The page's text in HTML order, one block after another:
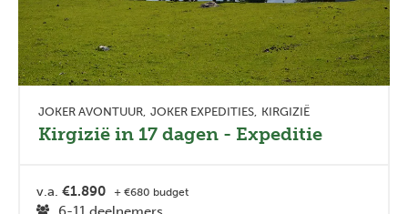
JOKER AVONTUUR JOKER EXPEDITIES KIRGIZIË
Kirgizië in 17 dagen - Expeditie
v.a. €1.890 + €680 budget